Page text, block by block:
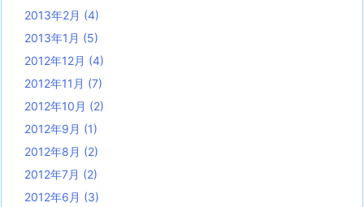
2013年2月 (4)
2013年1月 (5)
2012年12月 (4)
2012年11月 (7)
2012年10月 (2)
2012年9月 (1)
2012年8月 (2)
2012年7月 (2)
2012年6月 (3)